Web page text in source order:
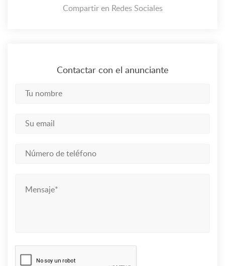
Compartir en Redes Sociales
Contactar con el anunciante